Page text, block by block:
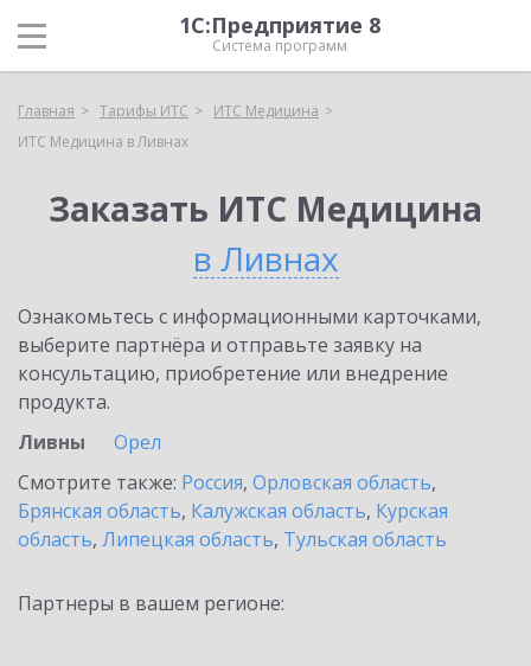
1С:Предприятие 8
Система программ
Главная Тарифы ИТС
ИТС Медицина
ИТС Медицина в Ливнах
Заказать ИТС Медицина
в Ливнах
Ознакомьтесь с информационными карточками,
выберите партнёра и отправьте заявку на
консультацию, приобретение или внедрение
продукта.
Ливны
Орел
Смотрите также: Россия, Орловская область,
Брянская область, Калужская область, Курская
область, Липецкая область, Тульская область
Партнеры в вашем регионе: